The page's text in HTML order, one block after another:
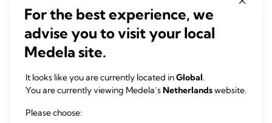
ze te verzachten en de melkstroom op gang te brengen.
Doe dit niet langer dan een paar minuten, omdat te veel
warmte zwelling kan verergeren.
Als er geen melk uit je borsten lekt, leg dan een koud
gewikkelde bevroren erwten op je borsten gedurende
tien minuten na een voeding om zwelling te
Stop schone koolbladeren in je beha. Ja, echt! Volgens
For the best experience, we
advise you to visit your local
Medela site.
It looks like you are currently located inGlobal.
You are currently viewing Medela’sNetherlandswebsite.
Please choose: